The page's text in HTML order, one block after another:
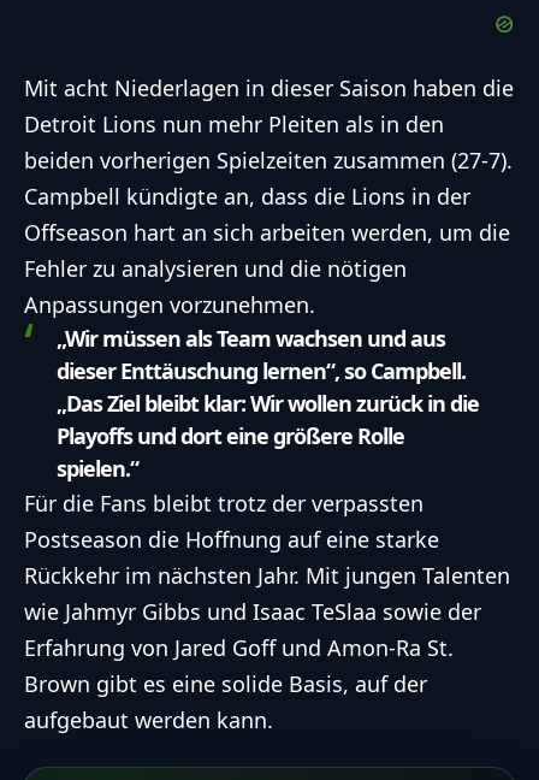
Mit acht Niederlagen in dieser Saison haben die
Detroit Lions nun mehr Pleiten als in den
beiden vorherigen Spielzeiten zusammen (27-7).
Campbell kündigte an, dass die Lions in der
Offseason hart an sich arbeiten werden, um die
Fehler zu analysieren und die nötigen
Anpassungen vorzunehmen.
„Wir müssen als Team wachsen und aus
dieser Enttäuschung lernen“, so Campbell.
„Das Ziel bleibt klar: Wir wollen zurück in die
Playoffs und dort eine größere Rolle
spielen.“
Für die Fans bleibt trotz der verpassten
Postseason die Hoffnung auf eine starke
Rückkehr im nächsten Jahr. Mit jungen Talenten
wie Jahmyr Gibbs und Isaac TeSlaa sowie der
Erfahrung von Jared Goff und Amon-Ra St.
Brown gibt es eine solide Basis, auf der
aufgebaut werden kann.